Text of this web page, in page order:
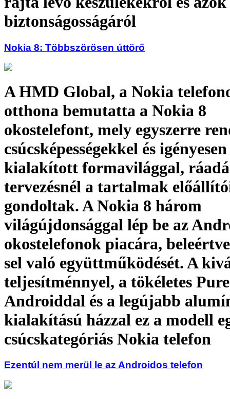
biztonságosságáról
Nokia 8: Többszörösen úttörő
A HMD Global, a Nokia
otthona bemutatta a Nokia 8
okostelefont, mely egyszerre
csúcsképességekkel és igényesen
kialakított formavilággal,
tervezésnél a tartalmak
gondoltak. A Nokia 8 három
világújdonsággal lép be az
okostelefonok piacára,
sel való együttműködését. A
teljesítménnyel, a tökéletes Pure
Androiddal és a legújabb
kialakítású házzal ez a modell
csúcskategóriás Nokia telefon
Ezentúl nem merül le az Androidos telefon